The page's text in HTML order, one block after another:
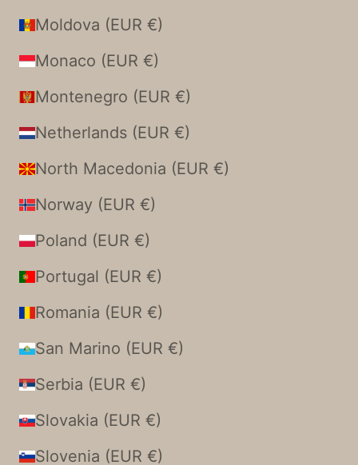
Moldova (EUR €)
Monaco (EUR €)
Montenegro (EUR €)
Netherlands (EUR €)
North Macedonia (EUR €)
Norway (EUR €)
Poland (EUR €)
Portugal (EUR €)
Romania (EUR €)
San Marino (EUR €)
Serbia (EUR €)
Slovakia (EUR €)
Slovenia (EUR €)